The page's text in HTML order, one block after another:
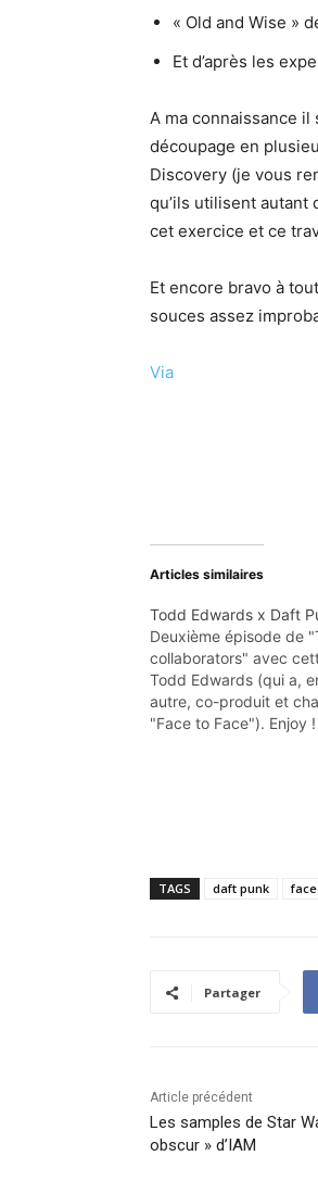
« Old and Wise »
Et d’après les
A ma connaissance
découpage en
Discovery (je vous
qu’ils utilisent
cet exercice et ce
Et encore bravo à
souces assez
Via
Articles similaires
Todd Edwards x Daft
Deuxième épisode de
collaborators" avec
Todd Edwards (qui a,
autre, co-produit et
"Face to Face"). Enjoy
TAGS daft punk
Partager
Article précédent
Les samples de Star
obscur » d’IAM